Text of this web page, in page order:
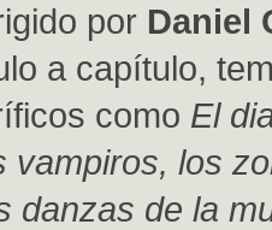
por Daniel
a capítulo,
como El
vampiros, los
danzas de la